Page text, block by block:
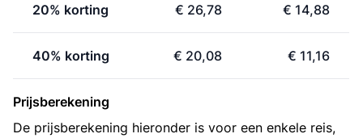
20% korting € 26,78 € 14,88
40% korting € 20,08 € 11,16
Prijsberekening
De prijsberekening hieronder is voor een enkele reis,